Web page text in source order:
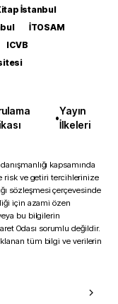
İstanbul
İTOSAM
ICVB
•
Yayın
İlkeleri
kapsamında
risk ve getiri tercihlerinize
sözleşmesi çerçevesinde
için azami özen
bu bilgilerin
Odası sorumlu değildir.
tüm bilgi ve verilerin